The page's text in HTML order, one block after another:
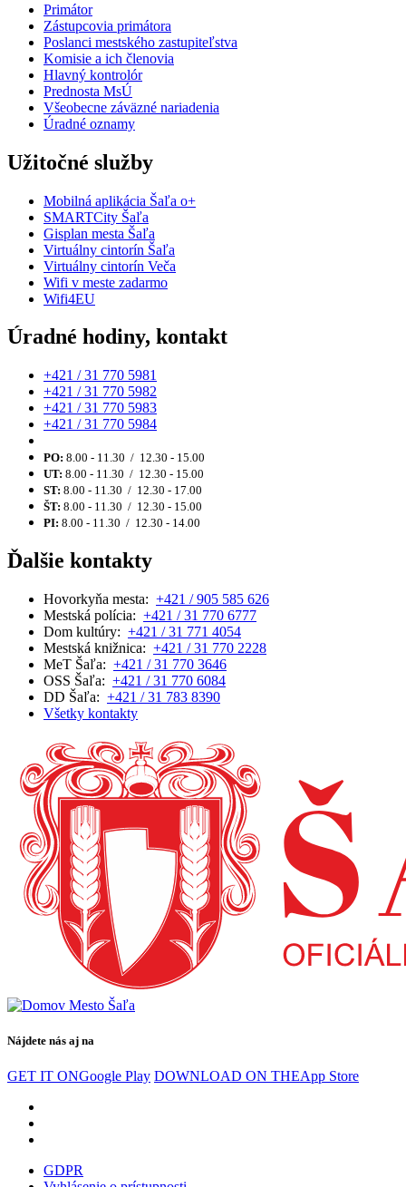
Primátor
Zástupcovia primátora
Poslanci mestského zastupiteľstva
Komisie a ich členovia
Hlavný kontrolór
Prednosta MsÚ
Všeobecne záväzné nariadenia
Úradné oznamy
Užitočné služby
Mobilná aplikácia Šaľa o+
SMARTCity Šaľa
Gisplan mesta Šaľa
Virtuálny cintorín Šaľa
Virtuálny cintorín Veča
Wifi v meste zadarmo
Wifi4EU
Úradné hodiny, kontakt
+421 / 31 770 5981
+421 / 31 770 5982
+421 / 31 770 5983
+421 / 31 770 5984
PO: 8.00 - 11.30 / 12.30 - 15.00
UT: 8.00 - 11.30 / 12.30 - 15.00
ST: 8.00 - 11.30 / 12.30 - 17.00
ŠT: 8.00 - 11.30 / 12.30 - 15.00
PI: 8.00 - 11.30 / 12.30 - 14.00
Ďalšie kontakty
Hovorkyňa mesta: +421 / 905 585 626
Mestská polícia: +421 / 31 770 6777
Dom kultúry: +421 / 31 771 4054
Mestská knižnica: +421 / 31 770 2228
MeT Šaľa: +421 / 31 770 3646
OSS Šaľa: +421 / 31 770 6084
DD Šaľa: +421 / 31 783 8390
Všetky kontakty
Nájdete nás aj na
GET IT ONGoogle Play DOWNLOAD ON THEApp Store
GDPR